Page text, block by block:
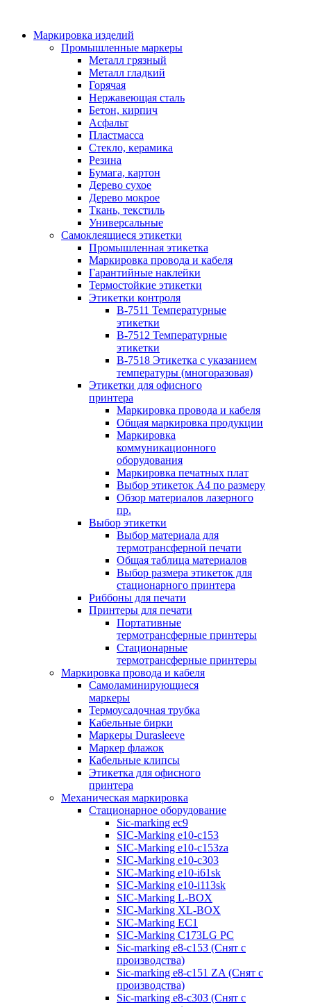
Маркировка изделий
Промышленные маркеры
Металл грязный
Металл гладкий
Горячая
Нержавеющая сталь
Бетон, кирпич
Асфальт
Пластмасса
Стекло, керамика
Резина
Бумага, картон
Дерево сухое
Дерево мокрое
Ткань, текстиль
Универсальные
Самоклеящиеся этикетки
Промышленная этикетка
Маркировка провода и кабеля
Гарантийные наклейки
Термостойкие этикетки
Этикетки контроля
B-7511 Температурные
этикетки
B-7512 Температурные
этикетки
B-7518 Этикетка с указанием
температуры (многоразовая)
Этикетки для офисного
принтера
Маркировка провода и кабеля
Общая маркировка продукции
Маркировка
коммуникационного
оборудования
Маркировка печатных плат
Выбор этикеток А4 по размеру
Обзор материалов лазерного
пр.
Выбор этикетки
Выбор материала для
термотрансферной печати
Общая таблица материалов
Выбор размера этикеток для
стационарного принтера
Риббоны для печати
Принтеры для печати
Портативные
термотрансферные принтеры
Стационарные
термотрансферные принтеры
Маркировка провода и кабеля
Самоламинирующиеся
маркеры
Термоусадочная трубка
Кабельные бирки
Маркеры Durasleeve
Маркер флажок
Кабельные клипсы
Этикетка для офисного
принтера
Механическая маркировка
Стационарное оборудование
Sic-marking ec9
SIC-Marking e10-c153
SIC-Marking e10-c153za
SIC-Marking e10-c303
SIC-Marking e10-i61sk
SIC-Marking e10-i113sk
SIC-Marking L-BOX
SIC-Marking XL-BOX
SIC-Marking EC1
SIC-Marking C173LG PC
Sic-marking e8-c153 (Снят с
производства)
Sic-marking e8-c151 ZA (Снят с
производства)
Sic-marking e8-c303 (Снят с